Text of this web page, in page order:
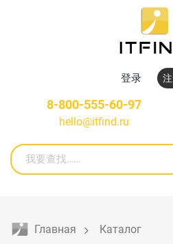
登录
8-800-555-60-97
hello@itfind.ru
Главная
Каталог